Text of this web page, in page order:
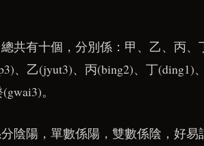
共有十個，分別係：甲、乙、丙
、乙(jyut3)、丙(bing2)、丁(ding1)
。
陰陽，單數係陽，雙數係陰，好易